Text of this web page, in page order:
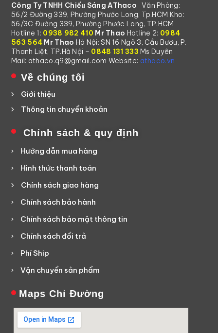
Công Ty TNHH Chiếu Sáng AThaco
Văn Phòng:
56/2 Đường 339, Phường Phước Long, Tp.HCM Kho:
56/3C Đường 339, Phường Phước Long, TP.HCM
Hotline 1: 0938 982 410 Mr Thao Hotline 2: 0984
563 564 Mr Thao Hà Nội: SN 16 Ngõ 3, Cầu Bươu, P.
Thanh Liệt, TP.Hà Nội – 0848 131 333 Ms Duyên
Mail: athaco.q9@gmail.com Website: athaco.vn
Về chúng tôi
Giới thiệu
Thông tin chuyển khoản
Chính sách & quy định
Hướng dẫn mua hàng
Hình thức thanh toán
Chính sách giao hàng
Chính sách bảo hành
Chính sách bảo mật thông tin
Chính sách đổi trả
Phí Ship
Vận chuyển sản phẩm
Maps Chỉ Đường